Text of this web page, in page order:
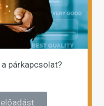
párkapcsolat?